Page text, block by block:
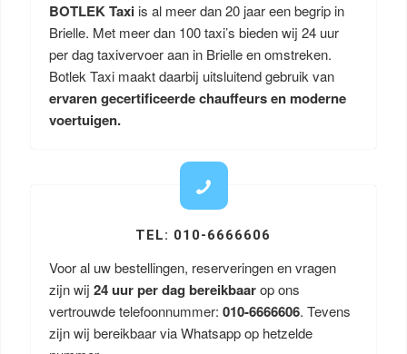
BOTLEK Taxi is al meer dan 20 jaar een begrip in
Brielle. Met meer dan 100 taxi’s bieden wij 24 uur
per dag taxivervoer aan in Brielle en omstreken.
Botlek Taxi maakt daarbij uitsluitend gebruik van
ervaren gecertificeerde chauffeurs en moderne
voertuigen.
TEL: 010-6666606
Voor al uw bestellingen, reserveringen en vragen
zijn wij 24 uur per dag bereikbaarop ons
vertrouwde telefoonnummer: 010-6666606. Tevens
zijn wij bereikbaar via Whatsapp op hetzelde